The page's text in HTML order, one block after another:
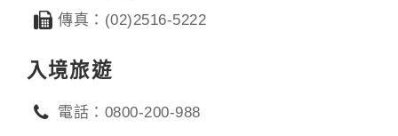
傳真：(02)2516-5222
入境旅遊
電話：0800-200-988